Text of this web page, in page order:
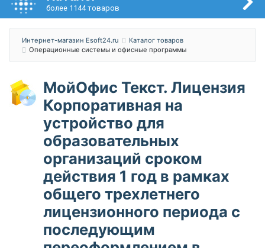
более 1144 товаров
Интернет-магазин Esoft24.ru
Каталог товаров
Операционные системы и офисные программы
МойОфис Текст. Лицензия
Корпоративная на
устройство для
образовательных
организаций сроком
действия 1 год в рамках
общего трехлетнего
лицензионного периода с
последующим